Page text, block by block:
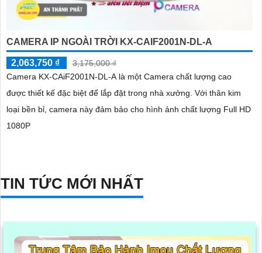
CAMERA IP NGOÀI TRỜI KX-CAIF2001N-DL-A
2,063,750 ₫
3,175,000 ₫
Camera KX-CAiF2001N-DL-A là một Camera chất lượng cao
được thiết kế đặc biệt để lắp đặt trong nhà xưởng. Với thân kim
loại bền bỉ, camera này đảm bảo cho hình ảnh chất lượng Full HD
1080P
TIN TỨC MỚI NHẤT